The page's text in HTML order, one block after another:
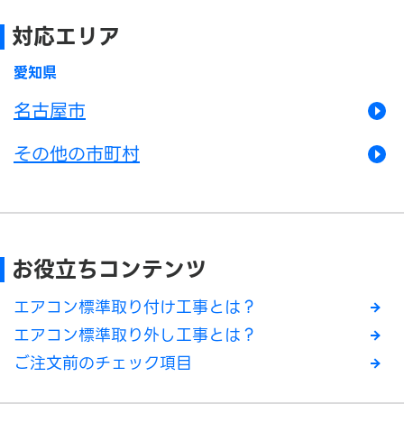
対応エリア
愛知県
名古屋市
その他の市町村
お役立ちコンテンツ
エアコン標準取り付け工事とは？
エアコン標準取り外し工事とは？
ご注文前のチェック項目